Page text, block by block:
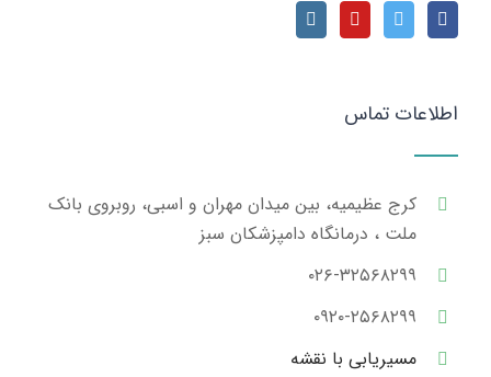
اطلاعات تماس
کرج عظیمیه، بین میدان مهران و اسبی، روبروی بانک
ملت ، درمانگاه دامپزشکان سبز
۰۲۶-۳۲۵۶۸۲۹۹
۰۹۲۰-۲۵۶۸۲۹۹
مسیریابی با نقشه